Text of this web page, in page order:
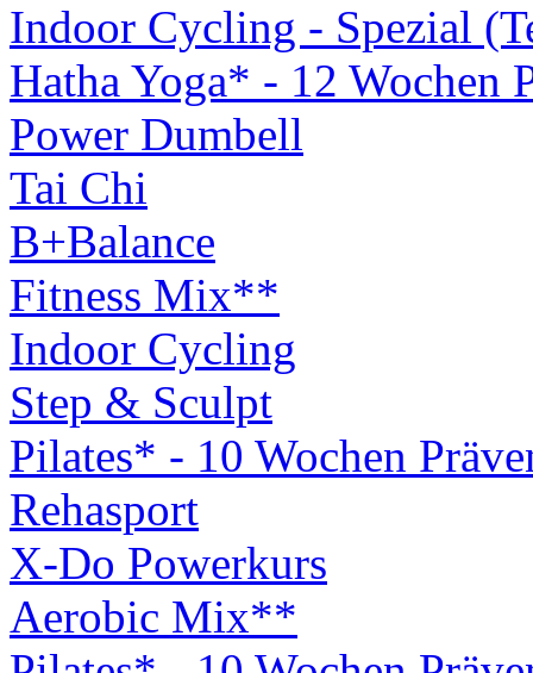
Indoor Cycling - Spezial
Hatha Yoga* - 12 Wochen
Power Dumbell
Tai Chi
B+Balance
Fitness Mix**
Indoor Cycling
Step & Sculpt
Pilates* - 10 Wochen
Rehasport
X-Do Powerkurs
Aerobic Mix**